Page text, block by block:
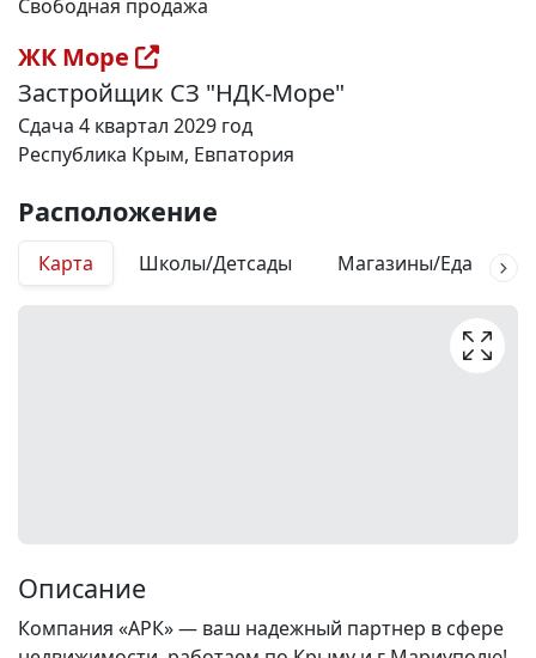
Свободная продажа
ЖК Море
Застройщик СЗ "НДК-Море"
Сдача 4 квартал 2029 год
Республика Крым, Евпатория
Расположение
Карта Школы/Детсады Магазины/Еда
Описание
Компания «АРК» — ваш надежный партнер в сфере